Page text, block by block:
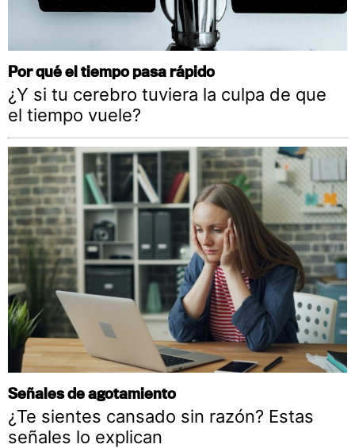
Por qué el tiempo pasa rápido
¿Y si tu cerebro tuviera la culpa de que
el tiempo vuele?
Señales de agotamiento
¿Te sientes cansado sin razón? Estas
señales lo explican